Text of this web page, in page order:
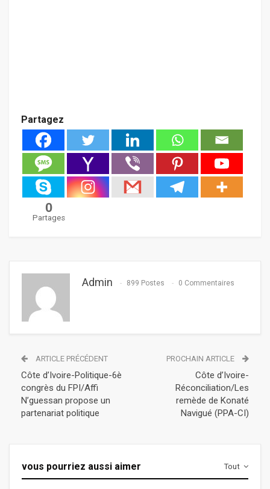
Partagez
0
Partages
Admin 899 Postes 0 Commentaires
ARTICLE PRÉCÉDENT
Côte d’Ivoire-Politique-6è
congrès du FPI/Affi
N’guessan propose un
partenariat politique
PROCHAIN ARTICLE
Côte d’Ivoire-
Réconciliation/Les
remède de Konaté
Navigué (PPA-CI)
Tout
vous pourriez aussi aimer